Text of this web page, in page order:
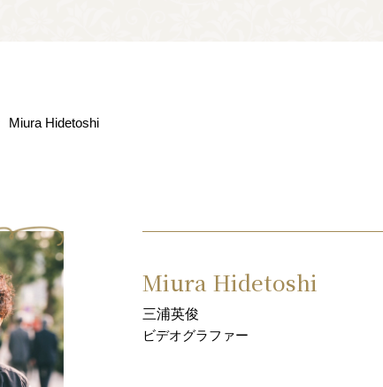
Miura Hidetoshi
Miura Hidetoshi
三浦英俊
ビデオグラファー